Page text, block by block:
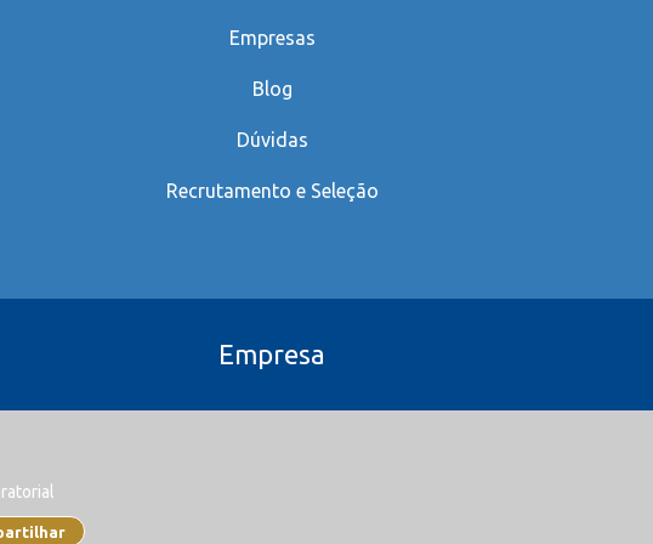
Empresas
Blog
Dúvidas
Recrutamento e Seleção
Empresa